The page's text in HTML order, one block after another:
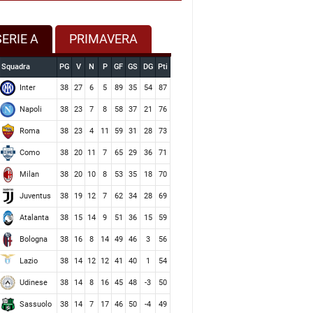
A PRIMAVERA
Squadra PG V N P GF GS DG Pti
Inter 38 27 6 5 89 35 54 87
Napoli 38 23 7 8 58 37 21 76
Roma 38 23 4 11 59 31 28 73
Como 38 20 11 7 65 29 36 71
Milan 38 20 10 8 53 35 18 70
Juventus 38 19 12 7 62 34 28 69
Atalanta 38 15 14 9 51 36 15 59
Bologna 38 16 8 14 49 46 3 56
Lazio 38 14 12 12 41 40 1 54
Udinese 38 14 8 16 45 48 -3 50
Sassuolo 38 14 7 17 46 50 -4 49